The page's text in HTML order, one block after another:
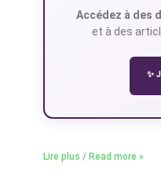
Accédez à des
et à des
✨
Lire plus / Read more »